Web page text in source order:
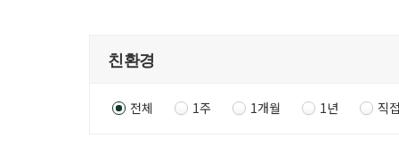
전체 1주 1개월 1년 직